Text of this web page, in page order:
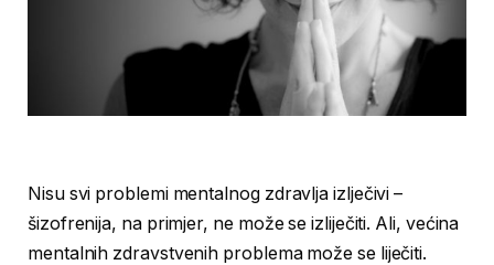
Nisu svi problemi mentalnog zdravlja izlječivi –
šizofrenija, na primjer, ne može se izliječiti. Ali, većina
mentalnih zdravstvenih problema može se liječiti.